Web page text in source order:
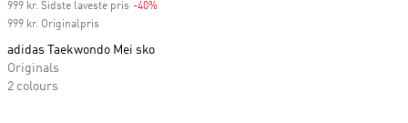
999 kr. Sidste laveste pris -40%
999 kr. Originalpris
adidas Taekwondo Mei sko
Originals
2 colours